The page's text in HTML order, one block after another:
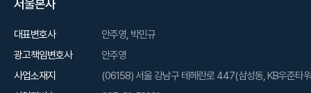
서울본사
대표변호사
안주영, 박민규
광고책임변호사
안주영
사업소재지
(06158) 서울 강남구 테헤란로 447(삼성동, KB우준타